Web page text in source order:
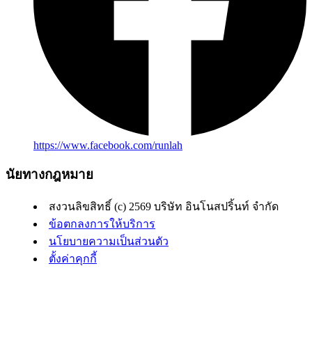
https://www.facebook.com/runlah
นัยทางกฎหมาย
สงวนลิขสิทธิ์ (c) 2569 บริษัท อินโนสปริ้นท์ จำกัด
ข้อตกลงการให้บริการ
นโยบายความเป็นส่วนตัว
ตั้งค่าคุกกี้